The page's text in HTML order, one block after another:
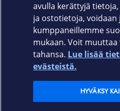
Elisa.fi
avulla kerättyjä
ja ostotietoja, voidaan
kumppaneillemme
mukaan. Voit
tahansa. Lue lisää
evästeistä.
HYVÄKSY